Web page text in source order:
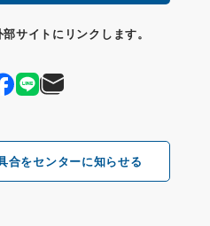
サイトにリンクします。
合をセンターに知らせる